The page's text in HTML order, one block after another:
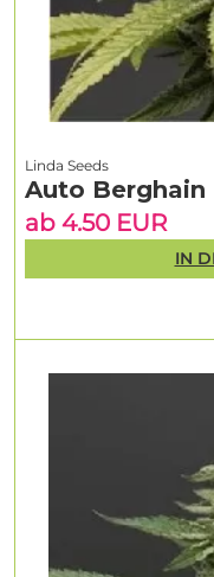
Linda Seeds
Auto Berghain
ab 4.50 EUR
IN